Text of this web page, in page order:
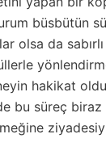
büsbütün
olsa da
hakikat
bu süreç biraz